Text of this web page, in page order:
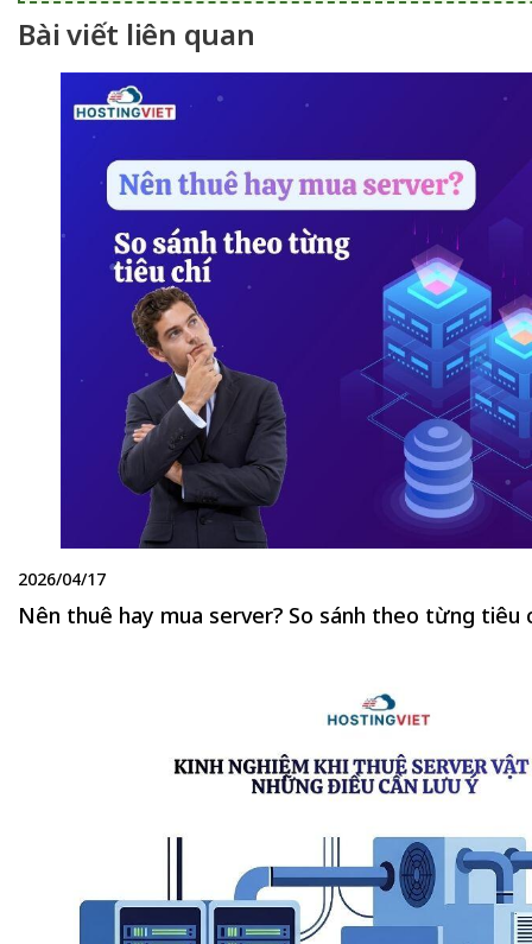
Bài viết liên quan
2026/04/17
Nên thuê hay mua server? So sánh theo từng tiêu